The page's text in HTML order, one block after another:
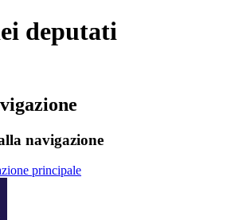
deputati
navigazione
principale